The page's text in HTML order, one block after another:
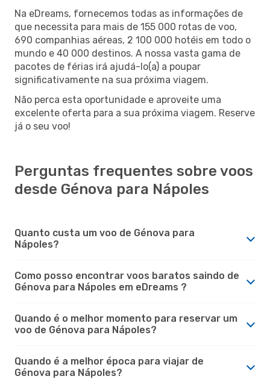
Na eDreams, fornecemos todas as informações de
que necessita para mais de 155 000 rotas de voo,
690 companhias aéreas, 2 100 000 hotéis em todo o
mundo e 40 000 destinos. A nossa vasta gama de
pacotes de férias irá ajudá-lo(a) a poupar
significativamente na sua próxima viagem.
Não perca esta oportunidade e aproveite uma
excelente oferta para a sua próxima viagem. Reserve
já o seu voo!
Perguntas frequentes sobre voos
desde Génova para Nápoles
Quanto custa um voo de Génova para
Nápoles?
Como posso encontrar voos baratos saindo de
Génova para Nápoles em eDreams ?
Quando é o melhor momento para reservar um
voo de Génova para Nápoles?
Quando é a melhor época para viajar de
Génova para Nápoles?